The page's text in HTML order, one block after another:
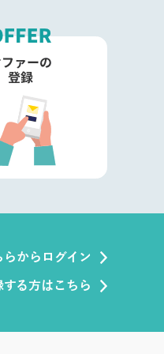
からログイン
る方はこちら